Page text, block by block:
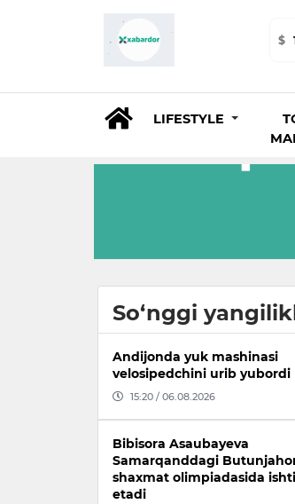
$
LIFESTYLE
So‘nggi
Andijonda yuk mashinasi
velosipedchini urib yubordi
15:20 / 06.08.2026
Bibisora Asaubayeva
Samarqanddagi
shaxmat olimpiadasida
etadi